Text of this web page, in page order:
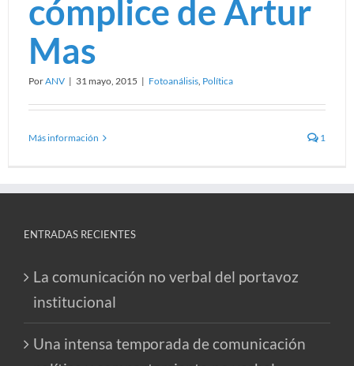
cómplice de Artur
Mas
PorANV | 31 mayo, 2015 | Fotoanálisis, Política
Más información 1
ENTRADAS RECIENTES
La comunicación no verbal del portavoz
institucional
Una intensa temporada de comunicación